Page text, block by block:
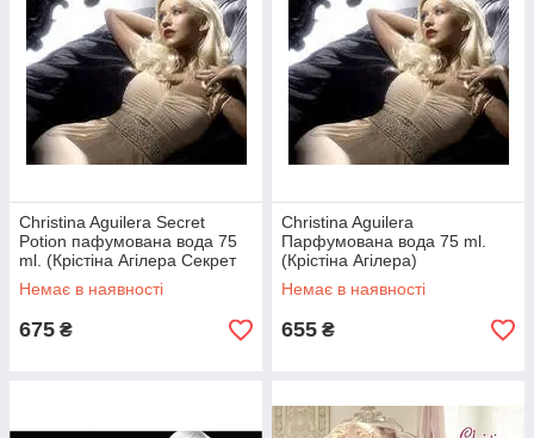
Christina Aguilera Secret
Potion пафумована вода 75
ml. (Крістіна Агілера Секрет
Потіон)
Немає в наявності
675 ₴
Christina Aguilera
Парфумована вода 75 ml.
(Крістіна Агілера)
Немає в наявності
655 ₴